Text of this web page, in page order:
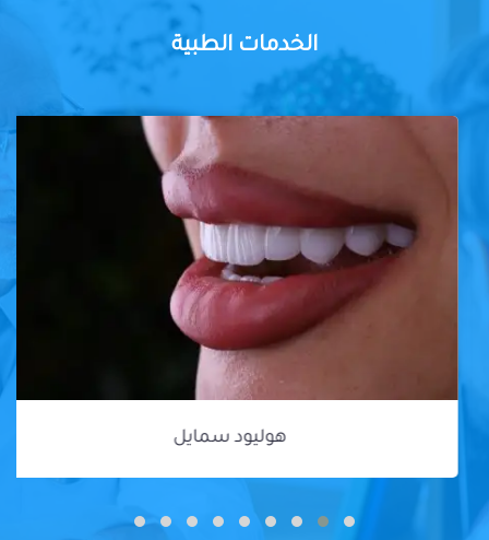
الخدمات الطبية
هوليود سمايل